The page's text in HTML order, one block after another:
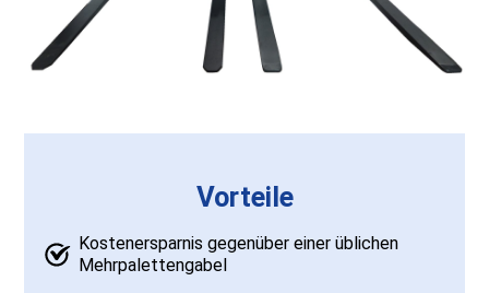
Vorteile
Kostenersparnis gegenüber einer üblichen
Mehrpalettengabel